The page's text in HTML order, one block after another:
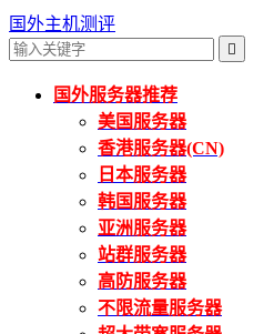
国外主机测评

国外服务器推荐
美国服务器
香港服务器(CN)
日本服务器
韩国服务器
亚洲服务器
站群服务器
高防服务器
不限流量服务器